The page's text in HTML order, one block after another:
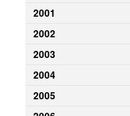
2001
2002
2003
2004
2005